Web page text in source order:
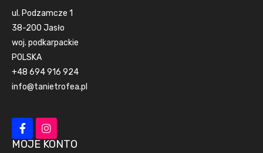
ul. Podzamcze 1
38-200 Jasło
woj. podkarpackie
POLSKA
+48 694 916 924
info@tanietrofea.pl
MOJE KONTO